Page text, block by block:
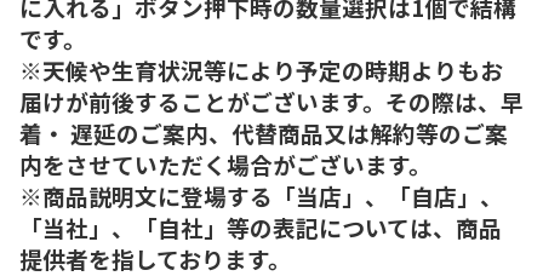
です。
※天候や生育状況等により予定の時期よりもお
届けが前後することがございます。その際は、早
着・ 遅延のご案内、代替商品又は解約等のご案
内をさせていただく場合がございます。
※商品説明文に登場する「当店」、「自店」、
「当社」、「自社」等の表記については、商品
提供者を指しております。